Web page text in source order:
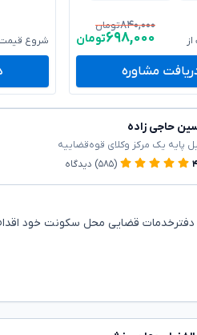
۸۴۰,۰۰۰تومان
۶۹۸,۰۰۰تومان
مشاوره
شروع قیمت
حاجی زاده
پایه یک مرکز وکلای قوه‌قضاییه
(۵۸۵) دیدگاه
دفترخدمات قضایی محل سکونت خود